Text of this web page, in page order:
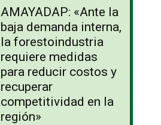
AMAYADAP: «Ante la
baja demanda interna,
la forestoindustria
requiere medidas
para reducir costos y
recuperar
competitividad en la
región»